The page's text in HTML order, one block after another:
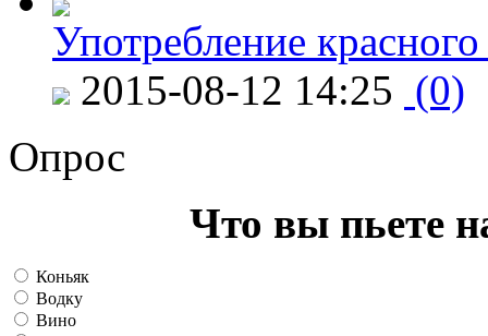
Употребление
2015-08-12 14:25 (0)
Опрос
Что вы пьете
Коньяк
Водку
Вино